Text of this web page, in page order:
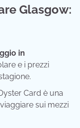
Glasgow:
in
e i prezzi
Card è una
sui mezzi